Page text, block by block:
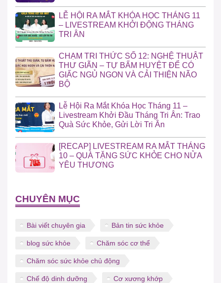
LỄ HỘI RA MẮT KHÓA HỌC THÁNG 11
– LIVESTREAM KHỞI ĐỘNG THÁNG
TRI ÂN
CHẠM TRI THỨC SỐ 12: NGHỆ THUẬT
THƯ GIÃN – TỰ BẤM HUYỆT ĐỂ CÓ
GIẤC NGỦ NGON VÀ CẢI THIỆN NÃO
BỘ
Lễ Hội Ra Mắt Khóa Học Tháng 11 –
Livestream Khởi Đầu Tháng Tri Ân: Trao
Quà Sức Khỏe, Gửi Lời Tri Ân
[RECAP] LIVESTREAM RA MẮT THÁNG
10 – QUÀ TẶNG SỨC KHỎE CHO NỬA
YÊU THƯƠNG
CHUYÊN MỤC
Bài viết chuyên gia Bản tin sức khỏe
blog sức khỏe Chăm sóc cơ thể
Chăm sóc sức khỏe chủ động
Chế độ dinh dưỡng Cơ xương khớp